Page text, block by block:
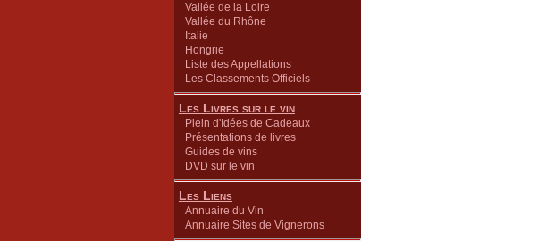
Vallée de la Loire
Vallée du Rhône
Italie
Hongrie
Liste des Appellations
Les Classements Officiels
Les Livres sur le vin
Plein d'Idées de Cadeaux
Présentations de livres
Guides de vins
DVD sur le vin
Les Liens
Annuaire du Vin
Annuaire Sites de Vignerons